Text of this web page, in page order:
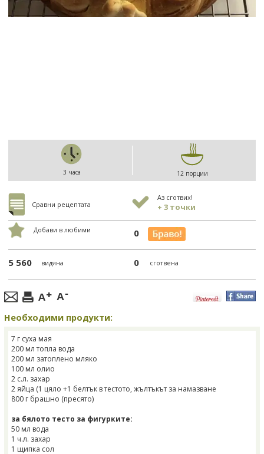
3 часа 12 порции
Сравни рецептата
Аз сготвих!
+ 3 точки
Добави в любими 0
5 560 видяна 0 сготвена
Необходими продукти:
7 г суха мая
200 мл топла вода
200 мл затоплено мляко
100 мл олио
2 с.л. захар
2 яйца (1 цяло +1 белтък в тестото, жълтъкът за намазване
800 г брашно (пресято)
за бялото тесто за фигурките:
50 мл вода
1 ч.л. захар
1 щипка сол